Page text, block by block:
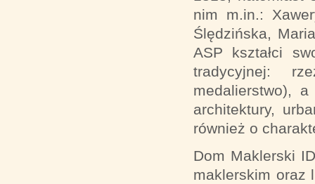
nim m.in.:
Ślędzińska,
ASP kształci
tradycyjnej:
medalierstwo),
architektury,
również o
Dom Maklerski
maklerskim oraz